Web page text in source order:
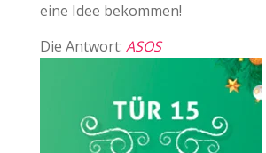
eine Idee bekommen!
Die Antwort: ASOS